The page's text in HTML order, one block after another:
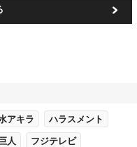
アキラ ハラスメント
巨人 フジテレビ